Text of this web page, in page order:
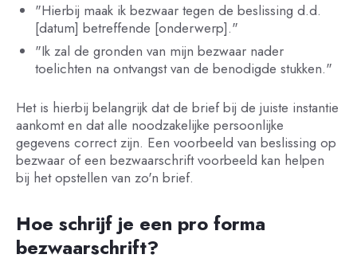
"Hierbij maak ik bezwaar tegen de beslissing d.d.
[datum] betreffende [onderwerp]."
"Ik zal de gronden van mijn bezwaar nader
toelichten na ontvangst van de benodigde stukken."
Het is hierbij belangrijk dat de brief bij de juiste instantie
aankomt en dat alle noodzakelijke persoonlijke
gegevens correct zijn. Een voorbeeld van beslissing op
bezwaar of een bezwaarschrift voorbeeld kan helpen
bij het opstellen van zo'n brief.
Hoe schrijf je een pro forma
bezwaarschrift?